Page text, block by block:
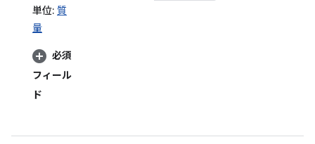
単位: 質
量
必須
フィール
ド